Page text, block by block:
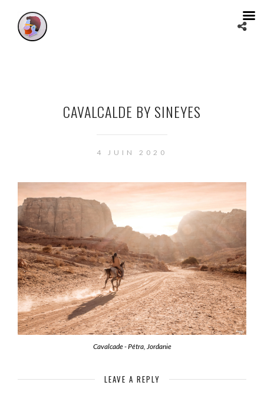
CAVALCALDE BY SINEYES
4 JUIN 2020
Cavalcade - Pétra, Jordanie
LEAVE A REPLY